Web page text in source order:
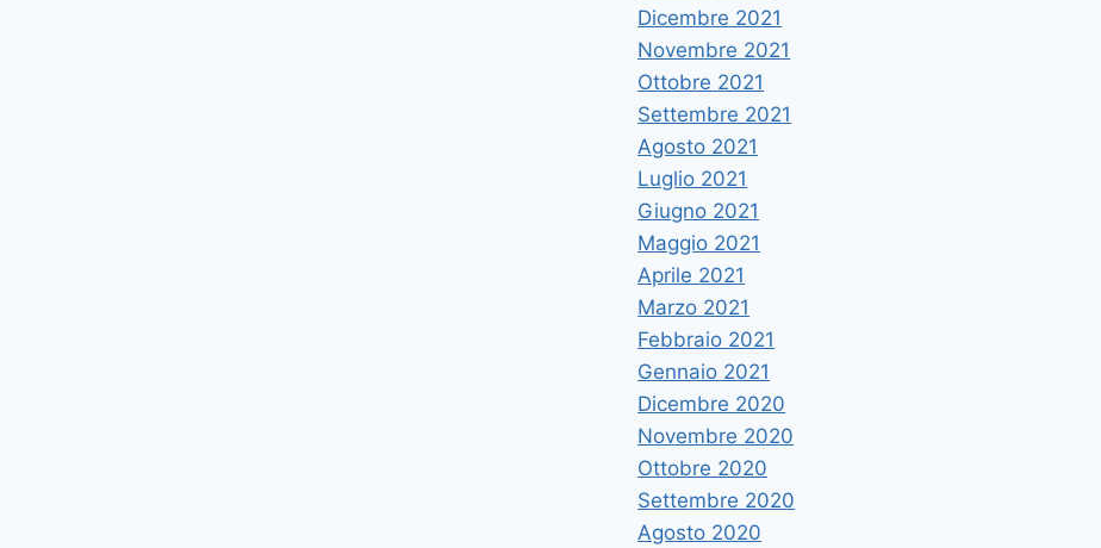
Dicembre 2021
Novembre 2021
Ottobre 2021
Settembre 2021
Agosto 2021
Luglio 2021
Giugno 2021
Maggio 2021
Aprile 2021
Marzo 2021
Febbraio 2021
Gennaio 2021
Dicembre 2020
Novembre 2020
Ottobre 2020
Settembre 2020
Agosto 2020